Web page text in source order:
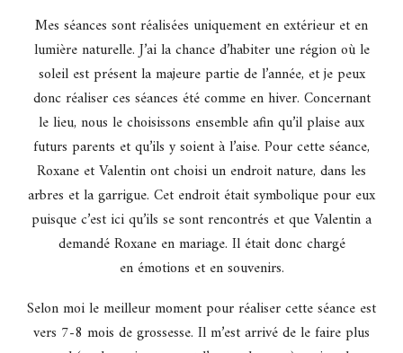
Mes séances sont réalisées uniquement en extérieur et en
lumière naturelle. J’ai la chance d’habiter une région où le
soleil est présent la majeure partie de l’année, et je peux
donc réaliser ces séances été comme en hiver. Concernant
le lieu, nous le choisissons ensemble afin qu’il plaise aux
futurs parents et qu’ils y soient à l’aise. Pour cette séance,
Roxane et Valentin ont choisi un endroit nature, dans les
arbres et la garrigue. Cet endroit était symbolique pour eux
puisque c’est ici qu’ils se sont rencontrés et que Valentin a
demandé Roxane en mariage. Il était donc chargé
en émotions et en souvenirs.
Selon moi le meilleur moment pour réaliser cette séance est
vers 7-8 mois de grossesse. Il m’est arrivé de le faire plus